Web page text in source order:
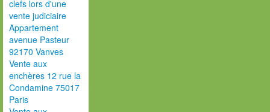
clefs lors d'une
vente judiciaire
Appartement
avenue Pasteur
92170 Vanves
Vente aux
enchères 12 rue la
Condamine 75017
Paris